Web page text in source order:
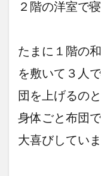
２階の洋室で
たまに１階の
を敷いて３人
団を上げるの
身体ごと布団
大喜びしていま